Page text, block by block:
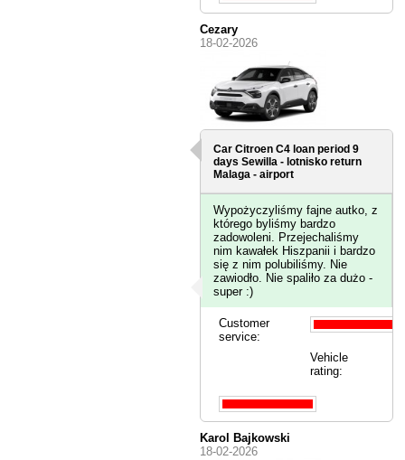
Cezary
18-02-2026
Car Citroen C4 loan period 9
daysSewilla - lotnisko return
Malaga - airport
Wypożyczyliśmy fajne autko, z
którego byliśmy bardzo
zadowoleni. Przejechaliśmy
nim kawałek Hiszpanii i bardzo
się z nim polubiliśmy. Nie
zawiodło. Nie spaliło za dużo -
super :)
Customer
service:
Vehicle
rating:
Karol Bajkowski
18-02-2026